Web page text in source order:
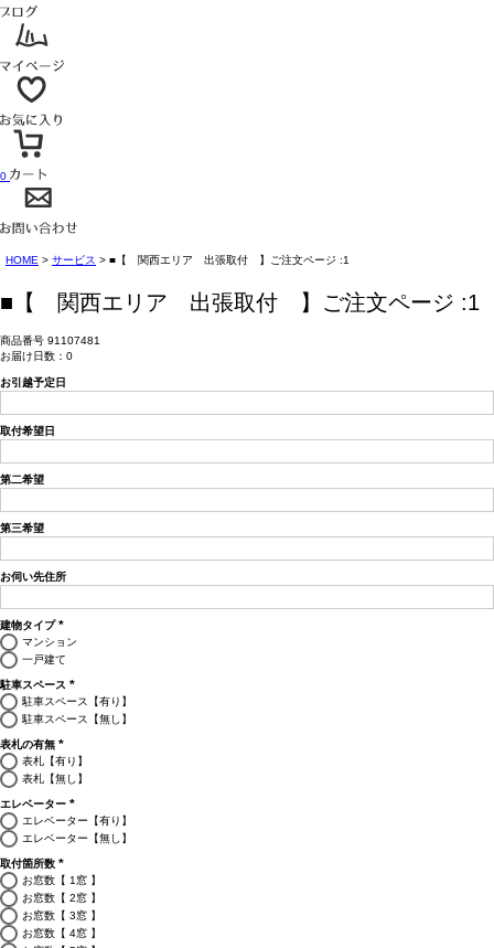
0
HOME サービス ■【 関西エリア 出張取付 】ご注文ページ :1
■【 関西エリア 出張取付 】ご注文ページ :1
商品番号 91107481
お届け日数：0
お引越予定日
取付希望日
第二希望
第三希望
お伺い先住所
建物タイプ
(必
須)
マンション
一戸建て
駐車スペース
(必
須)
駐車スペース【有り】
駐車スペース【無し】
表札の有無
(必
須)
表札【有り】
表札【無し】
エレベーター
(必
須)
エレベーター【有り】
エレベーター【無し】
取付箇所数
(必
須)
お窓数【 1窓 】
お窓数【 2窓 】
お窓数【 3窓 】
お窓数【 4窓 】